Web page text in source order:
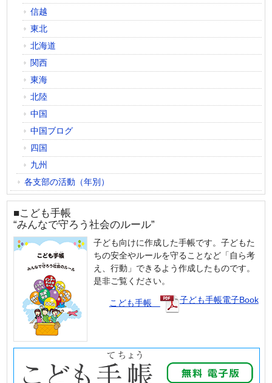
信越
東北
北海道
関西
東海
北陸
中国
中国ブログ
四国
九州
各支部の活動（年別）
■こども手帳
“みんなで守ろう社会のルール”
子ども向けに作成した手帳です。子どもた
ちの安全やルールを守ることなど「自ら考
え、行動」できるよう作成したものです。
是非ご覧ください。
子ども手帳電子Book
こども手帳